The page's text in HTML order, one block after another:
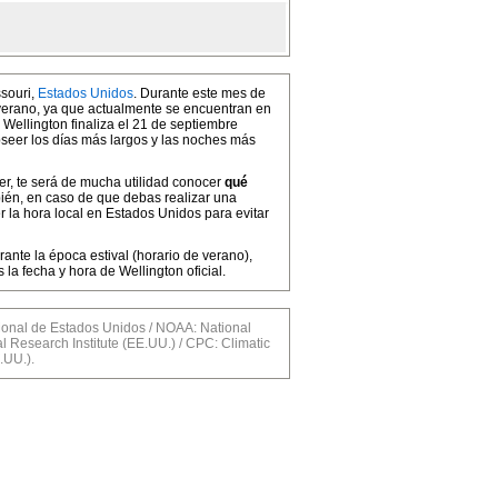
Estados Unidos. Durante este mes de
ya que actualmente se encuentran en
finaliza el 21 de septiembre
los días más largos y las noches más
te será de mucha utilidad conocer qué
en caso de que debas realizar una
la hora local en Estados Unidos para evitar
la época estival (horario de verano),
la fecha y hora de Wellington oficial.
de Estados Unidos / NOAA: National
Research Institute (EE.UU.) / CPC: Climatic